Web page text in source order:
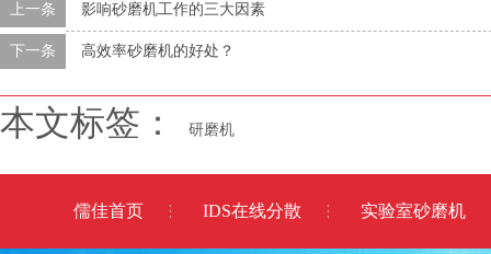
上一条 影响砂磨机工作的三大因素
下一条 高效率砂磨机的好处？
本文标签： 研磨机
儒佳首页 IDS在线分散 实验室砂磨机